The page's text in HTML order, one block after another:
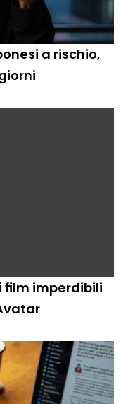
a rischio,
film imperdibili